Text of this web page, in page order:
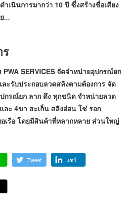
ำเนินการมากว่า 10 ปี ซึ่งสร้างชื่อเสียง
...
PWA SERVICES จัดจำหน่ายอุปกรณ์ยก
ะรับประกอบลวดสลิงตามต้องการ จัด
กรณ์ยก ลาก ดึง ทุกชนิด จำหน่ายลวด
ละ 4ขา สะเก็น สลิงอ่อน โซ่ รอก
อเรือ โดยมีสินค้าที่หลากหลาย ส่วนใหญ่
Tweet แชร์